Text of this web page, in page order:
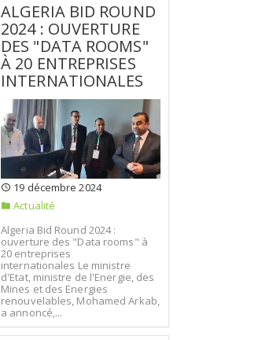
ALGERIA BID ROUND
2024 : OUVERTURE
DES "DATA ROOMS"
À 20 ENTREPRISES
INTERNATIONALES
19 décembre 2024
Actualité
Algeria Bid Round 2024 :
ouverture des "Data rooms" à
20 entreprises
internationales Le ministre
d'Etat, ministre de l'Energie, des
Mines et des Energies
renouvelables, Mohamed Arkab,
a annoncé,...